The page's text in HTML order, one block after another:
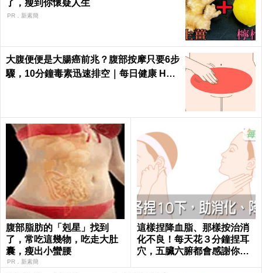
了，瘦到你懷疑人生
PR．新素簡
大腹便便是大腸癌前兆？腹部按摩只要6步
驟，10分鐘毒素迅速排空｜每日健康 Heal
腹部脂肪的「剋星」找到
了，常吃這幾物，吃走大肚
囊，瘦出小蠻腰
PR．新素簡
這樣捏降血脂、那樣按治消
化不良！每天花３分鐘捏耳
穴，五臟六腑都會感謝你｜